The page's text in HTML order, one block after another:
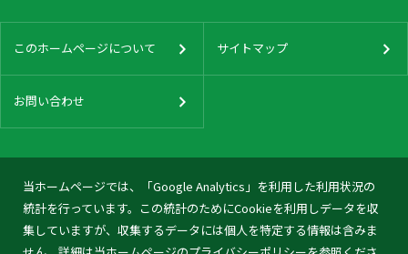
当ホームページでは、「Google Analytics」を利用した利用状況の
統計を行っています。この統計のためにCookieを利用しデータを収
集していますが、収集するデータには個人を特定する情報は含みま
このホームページについて サイトマップ
お問い合わせ